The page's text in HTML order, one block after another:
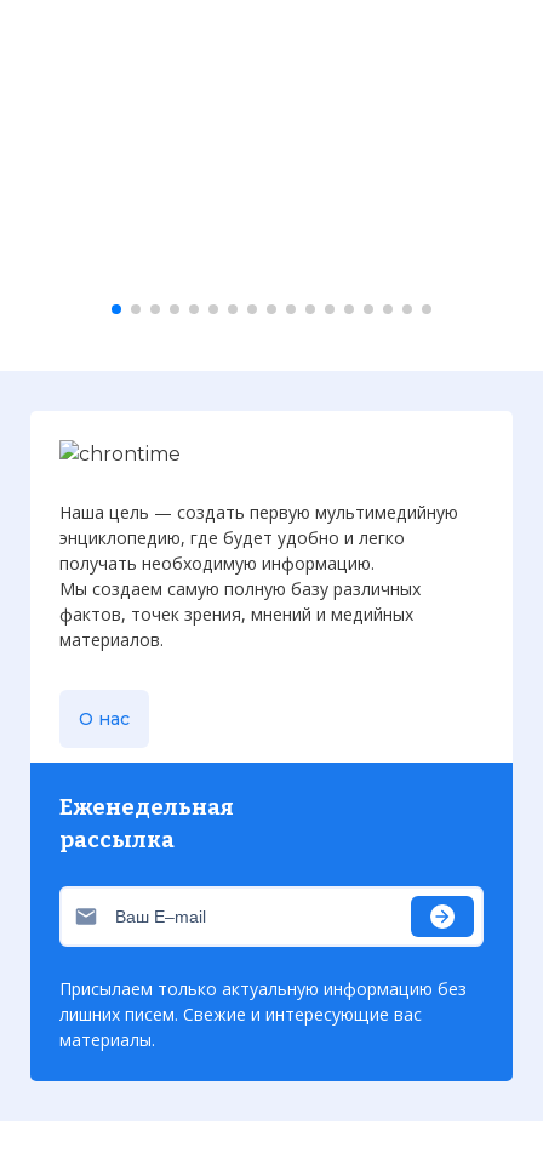
Наша цель — создать первую мультимедийную
энциклопедию, где будет удобно и легко
получать необходимую информацию.
Мы создаем самую полную базу различных
фактов, точек зрения, мнений и медийных
материалов.
О нас
Еженедельная
рассылка
Присылаем только актуальную информацию без
лишних писем. Свежие и интересующие вас
материалы.